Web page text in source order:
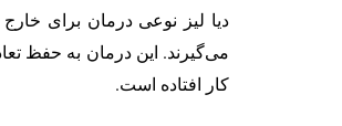
دیا لیز نوعی درمان برای
می‌گیرند. این درمان به حفظ
کار افتاده است.